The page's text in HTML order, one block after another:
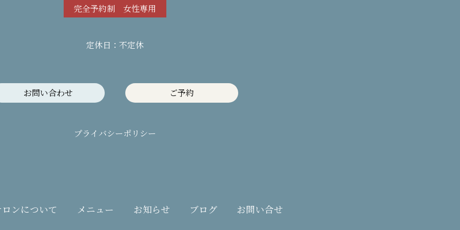
完全予約制 女性専用
定休日：不定休
お問い合わせ ご予約
プライバシーポリシー
ンについて メニュー お知らせ ブログ お問い合せ